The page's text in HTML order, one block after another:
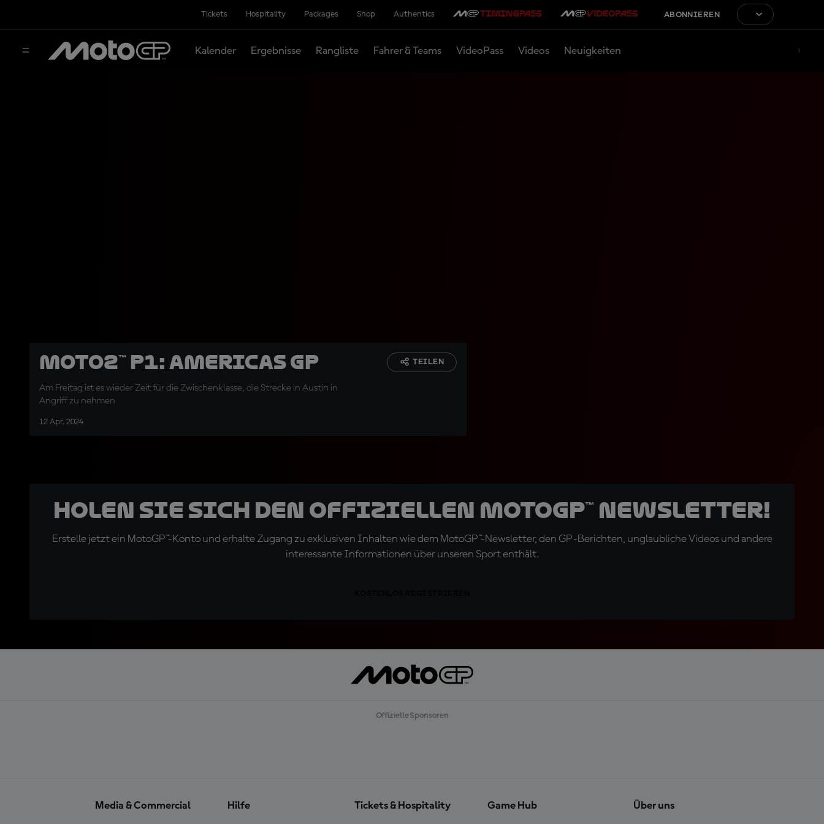
Tickets Hospitality Packages Shop Authentics ABONNIEREN
Kalender Ergebnisse Rangliste Fahrer & Teams VideoPass Videos Neuigkeiten
Moto2™ P1: Americas GP
Am Freitag ist es wieder Zeit für die Zwischenklasse, die Strecke in Austin in
Angriff zu nehmen
12 Apr. 2024
TEILEN
Holen Sie sich den offiziellen MotoGP™ Newsletter!
Erstelle jetzt ein MotoGP™-Konto und erhalte Zugang zu exklusiven Inhalten wie dem MotoGP™-Newsletter, den GP-Berichten, unglaubliche Videos und andere
interessante Informationen über unseren Sport enthält.
Offizielle Sponsoren
Media & Commercial Hilfe Tickets & Hospitality Game Hub Über uns